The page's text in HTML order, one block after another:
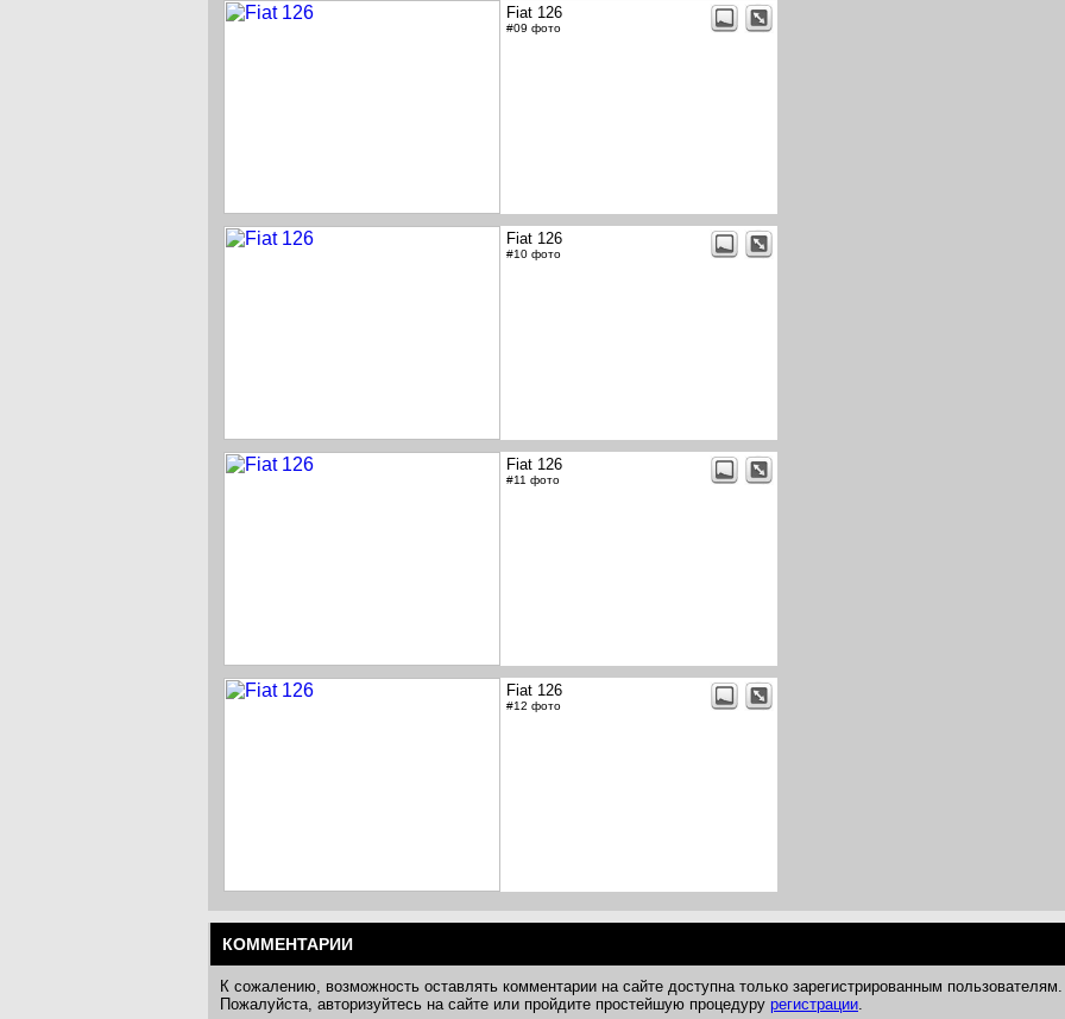
Fiat 126
#09 фото
Fiat 126
#10 фото
Fiat 126
#11 фото
Fiat 126
#12 фото
КОММЕНТАРИИ
К сожалению, возможность оставлять комментарии на сайте доступна только зарегистрированным пользователям.
Пожалуйста, авторизуйтесь на сайте или пройдите простейшую процедуру регистрации.